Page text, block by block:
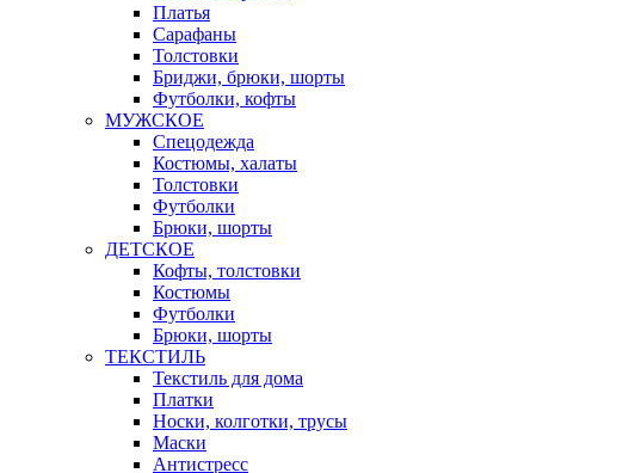
Платья
Сарафаны
Толстовки
Бриджи, брюки, шорты
Футболки, кофты
МУЖСКОЕ
Спецодежда
Костюмы, халаты
Толстовки
Футболки
Брюки, шорты
ДЕТСКОЕ
Кофты, толстовки
Костюмы
Футболки
Брюки, шорты
ТЕКСТИЛЬ
Текстиль для дома
Платки
Носки, колготки, трусы
Маски
Антистресс